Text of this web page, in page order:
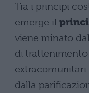
Tra i principi
emerge il
viene minato
di
extracomunitari
dalla